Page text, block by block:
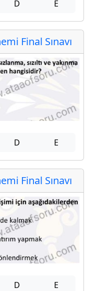
D E
Final Sınavı
D E
Final Sınavı
D E